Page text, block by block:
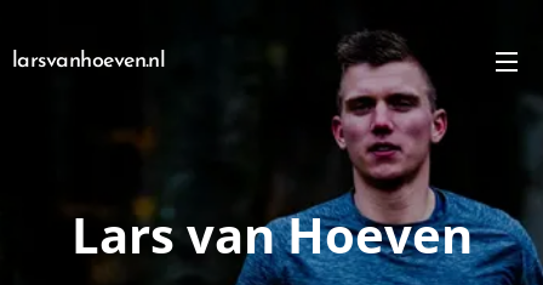
larsvanhoeven.nl
Lars van Hoeven